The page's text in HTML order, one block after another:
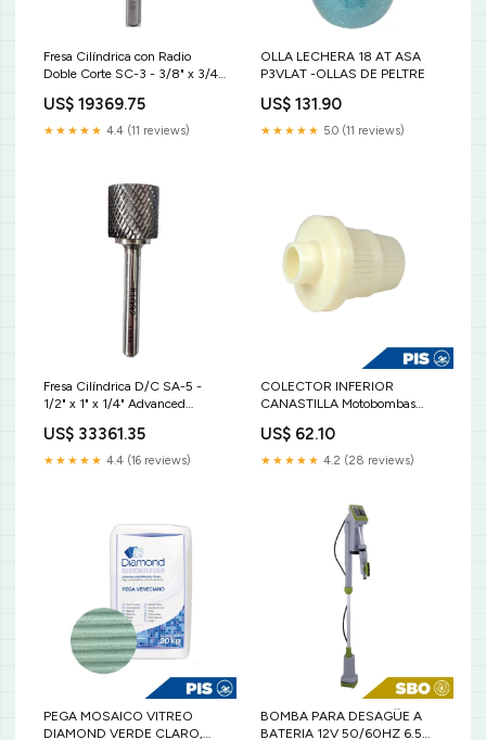
Fresa Cilíndrica con Radio
Doble Corte SC-3 - 3/8" x 3/4"
Llaves de Ajuste
US$ 19369.75
★★★★★ 4.4 (11 reviews)
OLLA LECHERA 18 AT ASA
P3VLAT -OLLAS DE PELTRE
US$ 131.90
★★★★★ 5.0 (11 reviews)
Fresa Cilíndrica D/C SA-5 -
1/2" x 1" x 1/4" Advanced
US$ 33361.35
★★★★★ 4.4 (16 reviews)
COLECTOR INFERIOR
CANASTILLA Motobombas
US$ 62.10
★★★★★ 4.2 (28 reviews)
PEGA MOSAICO VITREO
DIAMOND VERDE CLARO,
BOMBA PARA DESAGÜE A
BATERIA 12V 50/60HZ 6.5